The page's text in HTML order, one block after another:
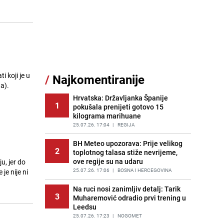
koji je u
jer do
je nije ni
11
Jednostavni savjeti za očuvanje
PRIJE 1 DAN | ŽIVOT I STIL
Gosti iz Njemačke napravili požar u
apartmanu u Istri, vlasniku se
smijali i pokazivali srednji prst
PRIJE 2 DANA | REGIJA
Očistite rernu bez hemikalija:
Poznata stručnjakinja dijeli savjete
PRIJE 2 DANA | ŽIVOT I STIL
14
Recept za brze uštipke: Ne upijaju
ulje i gotovi su za 30 minuta
PRIJE OKO 8H | RECEPTI
/ Najkomentiranije
1
Hrvatska: Državljanka Španije
pokušala prenijeti gotovo 15
kilograma marihuane
25.07.26. 17:04 | REGIJA
2
BH Meteo upozorava: Prije velikog
toplotnog talasa stiže nevrijeme,
ove regije su na udaru
25.07.26. 17:06 | BOSNA I HERCEGOVINA
3
Na ruci nosi zanimljiv detalj: Tarik
Muharemović odradio prvi trening u
Leedsu
25.07.26. 17:23 | NOGOMET